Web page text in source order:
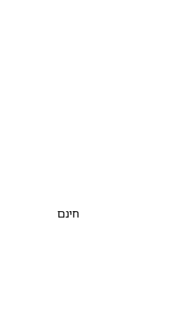
חינם